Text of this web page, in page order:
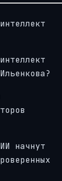
начнут